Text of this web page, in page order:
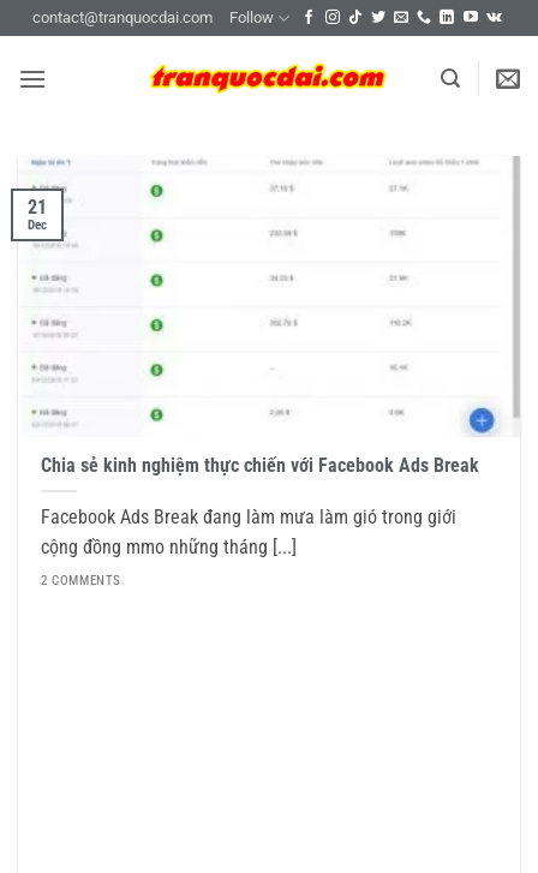
content
contact@tranquocdai.com Follow
Chia sẻ kinh nghiệm thực chiến với Facebook Ads Break
Facebook Ads Break đang làm mưa làm gió trong giới
cộng đồng mmo những tháng [...]
2 COMMENTS
21
Dec